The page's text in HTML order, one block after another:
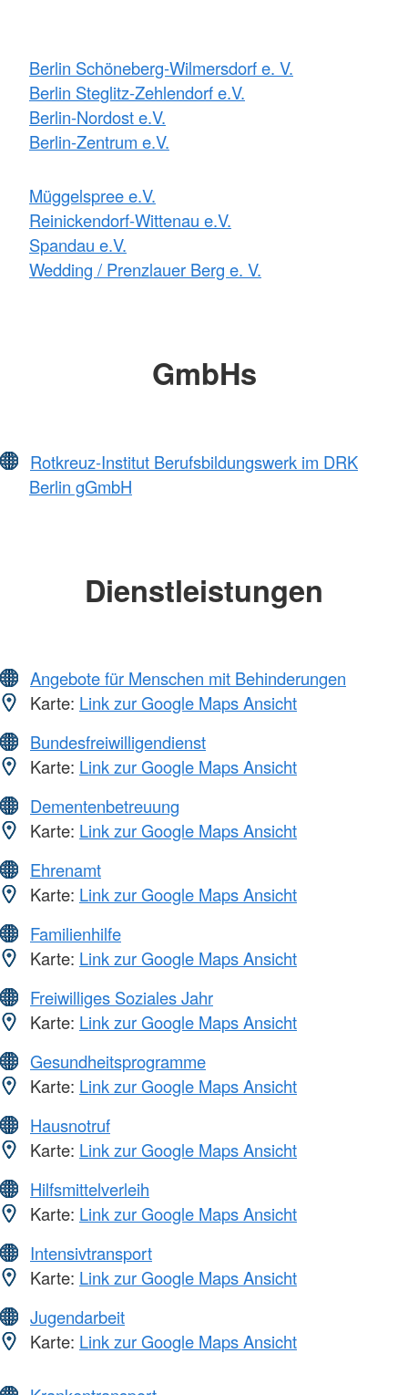
Berlin Schöneberg-Wilmersdorf e. V.
Berlin Steglitz-Zehlendorf e.V.
Berlin-Nordost e.V.
Berlin-Zentrum e.V.
Müggelspree e.V.
Reinickendorf-Wittenau e.V.
Spandau e.V.
Wedding / Prenzlauer Berg e. V.
GmbHs
Rotkreuz-Institut Berufsbildungswerk im DRK
Berlin gGmbH
Dienstleistungen
Angebote für Menschen mit Behinderungen
Karte: Link zur Google Maps Ansicht
Bundesfreiwilligendienst
Karte: Link zur Google Maps Ansicht
Dementenbetreuung
Karte: Link zur Google Maps Ansicht
Ehrenamt
Karte: Link zur Google Maps Ansicht
Familienhilfe
Karte: Link zur Google Maps Ansicht
Freiwilliges Soziales Jahr
Karte: Link zur Google Maps Ansicht
Gesundheitsprogramme
Karte: Link zur Google Maps Ansicht
Hausnotruf
Karte: Link zur Google Maps Ansicht
Hilfsmittelverleih
Karte: Link zur Google Maps Ansicht
Intensivtransport
Karte: Link zur Google Maps Ansicht
Jugendarbeit
Karte: Link zur Google Maps Ansicht